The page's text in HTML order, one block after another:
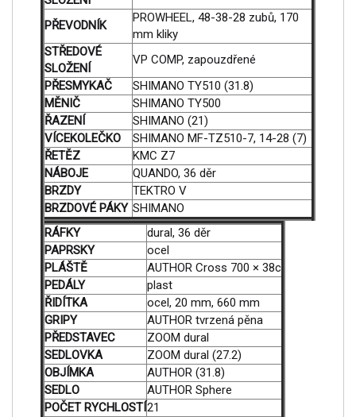
PŘEVODNÍK
PROWHEEL, 48-38-28 zubů, 170
mm kliky
STŘEDOVÉ
SLOŽENÍ
VP COMP, zapouzdřené
PŘESMYKAČ
SHIMANO TY510 (31.8)
MĚNIČ
SHIMANO TY500
ŘAZENÍ
SHIMANO (21)
VÍCEKOLEČKO
SHIMANO MF-TZ510-7, 14-28 (7)
ŘETĚZ
KMC Z7
NÁBOJE
QUANDO, 36 děr
BRZDY
TEKTRO V
BRZDOVÉ PÁKY SHIMANO
RÁFKY
dural, 36 děr
PAPRSKY
ocel
PLÁŠTĚ
AUTHOR Cross 700 × 38c
PEDÁLY
plast
ŘIDÍTKA
ocel, 20 mm, 660 mm
GRIPY
AUTHOR tvrzená pěna
PŘEDSTAVEC
ZOOM dural
SEDLOVKA
ZOOM dural (27.2)
OBJÍMKA
AUTHOR (31.8)
SEDLO
AUTHOR Sphere
POČET RYCHLOSTÍ21